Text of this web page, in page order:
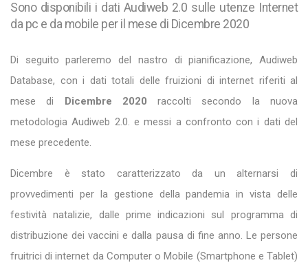
Sono disponibili i dati Audiweb 2.0 sulle utenze Internet
da pc e da mobile per il mese di Dicembre 2020
Di seguito parleremo del nastro di pianificazione, Audiweb
Database, con i dati totali delle fruizioni di internet riferiti al
mese di Dicembre 2020 raccolti secondo la nuova
metodologia Audiweb 2.0. e messi a confronto con i dati del
mese precedente.
Dicembre è stato caratterizzato da un alternarsi di
provvedimenti per la gestione della pandemia in vista delle
festività natalizie, dalle prime indicazioni sul programma di
distribuzione dei vaccini e dalla pausa di fine anno. Le persone
fruitrici di internet da Computer o Mobile (Smartphone e Tablet)